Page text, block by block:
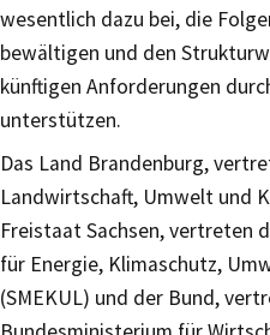
wesentlich dazu bei, die
bewältigen und den
künftigen Anforderungen
unterstützen.
Das Land Brandenburg,
Landwirtschaft, Umwelt und
Freistaat Sachsen, vertreten
für Energie, Klimaschutz,
(SMEKUL) und der Bund,